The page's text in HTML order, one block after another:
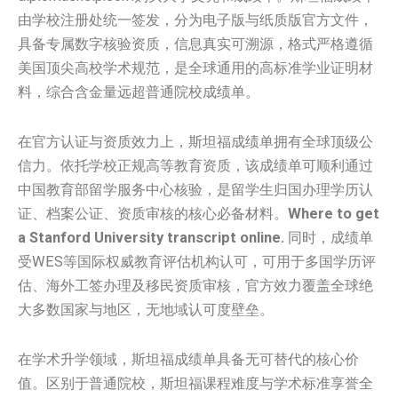
由学校注册处统一签发，分为电子版与纸质版官方文件，
具备专属数字核验资质，信息真实可溯源，格式严格遵循
美国顶尖高校学术规范，是全球通用的高标准学业证明材
料，综合含金量远超普通院校成绩单。
在官方认证与资质效力上，斯坦福成绩单拥有全球顶级公
信力。依托学校正规高等教育资质，该成绩单可顺利通过
中国教育部留学服务中心核验，是留学生归国办理学历认
证、档案公证、资质审核的核心必备材料。 Where to get
a Stanford University transcript online. 同时，成绩单
受WES等国际权威教育评估机构认可，可用于多国学历评
估、海外工签办理及移民资质审核，官方效力覆盖全球绝
大多数国家与地区，无地域认可度壁垒。
在学术升学领域，斯坦福成绩单具备无可替代的核心价
值。区别于普通院校，斯坦福课程难度与学术标准享誉全